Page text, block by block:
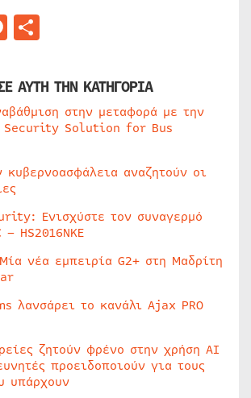
Messenger
ΑΥΤΗ ΤΗΝ ΚΑΤΗΓΟΡΙΑ
στην μεταφορά με την
Security Solution for Bus
κυβερνοασφάλεια αναζητούν οι
Ενισχύστε τον συναγερμό
HS2016NKE
νέα εμπειρία G2+ στη Μαδρίτη
λανσάρει το κανάλι Ajax PRO
ζητούν φρένο στην χρήση AI
προειδοποιούν για τους
υπάρχουν